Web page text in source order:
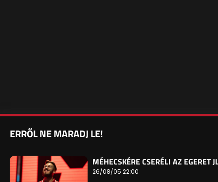
ERRŐL NE MARADJ LE!
MÉHECSKÉRE CSERÉLI AZ EGERET
26/08/05 22:00